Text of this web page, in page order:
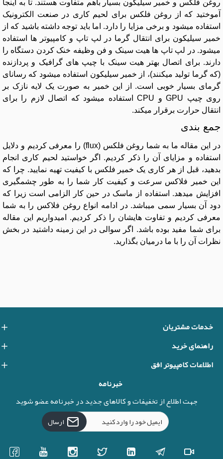
روغن فلکس و خمیر سیلیکون بسیار باهم متفاوت هستند. تا به اینجا
آموختید که از روغن فلکس برای لحیم کاری در صنعت الکترونیک
استفاده میشود و برخی مزایا را دارد. اما باید توجه داشته باشید که از
خمیر سیلیکون برای انتقال گرما در لپ تاپ و کامپیوتر ها استفاده
میشود. در لپ تاپ ها هیت سینک و فن وظیفه خنک کردن دستگاه را
دارند. برای اتصال بهتر هیت سینک با چیپ های گرافیک و پردازنده
(که گرما تولید میکنند)، از خمیر سیلیکون استفاده میشود که رسانای
گرمای بسیار خوبی است. از این خمیر به صورت یک لایه نازک بر
روی چیپ GPU و CPU استفاده میشود که اتصال لازم را برای
انتقال حرارت برقرار میکند.
جمع بندی
در این مقاله ما به شما روغن فلکس (flux) را معرفی کردیم و دلایل
استفاده و مزایای آن را ذکر کردیم. اگر خواستید لحیم کاری انجام
بدهید، قبل از هر کاری یک خمیر فلکس با کیفیت تهیه نمایید. چرا که
این خمیر فلاکس سرعت و کیفیت کار شما را به طور چشمگیری
افزایش میدهد. استفاده از ماسک در حین کار الزامی است زیرا که
دود آن بسیار سمی میباشد. در ادامه انواع روغن فلاکس را به شما
معرفی کردیم و تفاوت هایشان را ذکر کردیم. امیدواریم این مقاله
برای شما مفید بوده باشد. اگر سوالی در این زمینه داشتید در بخش
نظرات آن را با ما درمیان بگذارید.
خدمات مشتریان
راهنمای خرید
اطلاعات کامپیوتر افق
خبرنامه
جهت اطلاع از تخفیفات و کالاهای جدید در خبرنامه عضو شوید
ارسال